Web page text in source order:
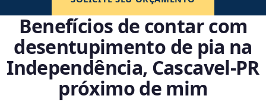
Benefícios de contar com
desentupimento de pia na
Independência, Cascavel‑PR
próximo de mim